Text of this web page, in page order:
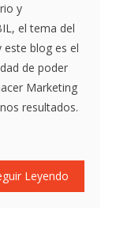
y
el tema del
este blog es el
de poder
Marketing
resultados.
Leyendo